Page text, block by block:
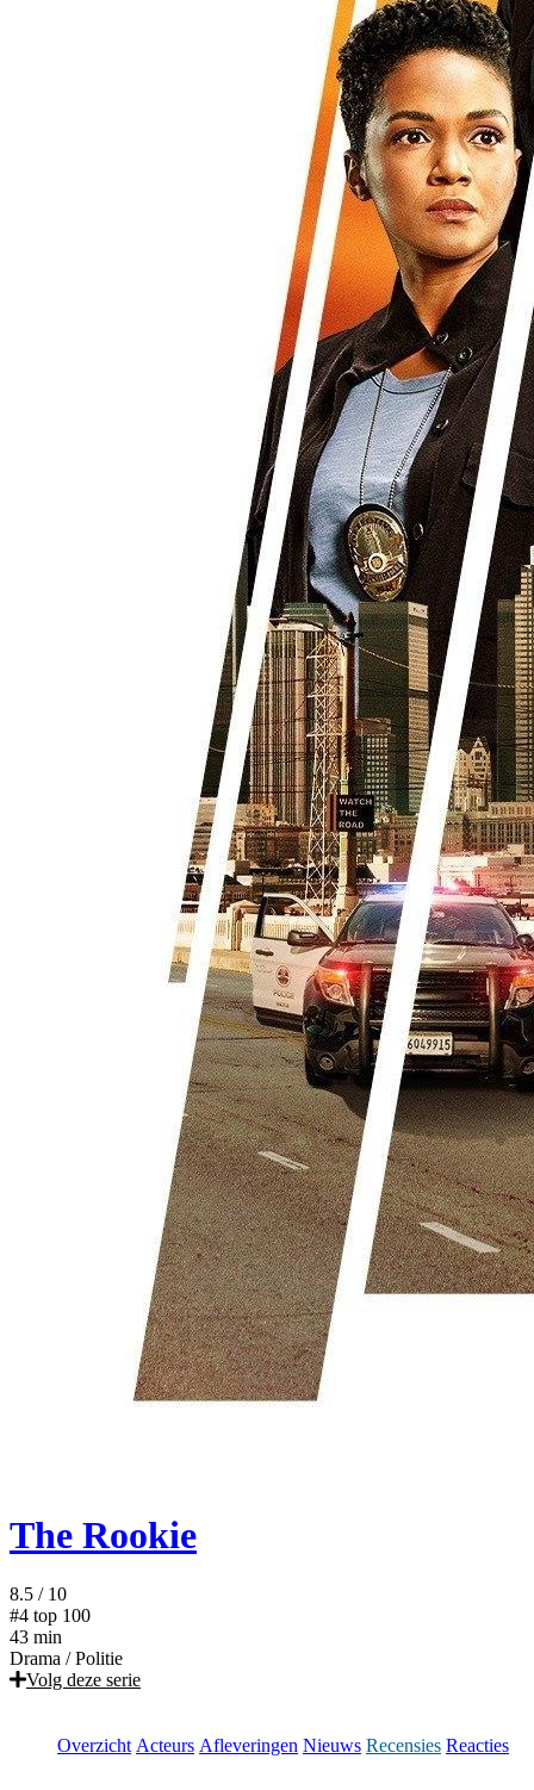
The Rookie
8.5 / 10
#4 top 100
43 min
Drama / Politie
Volg deze serie
Overzicht Acteurs Afleveringen Nieuws Recensies Reacties